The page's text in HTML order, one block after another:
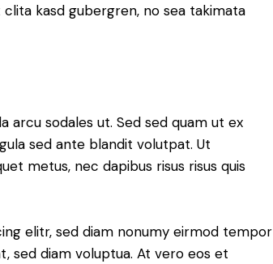
kasd gubergren, no sea takimata
arcu sodales ut. Sed sed quam ut ex
sed ante blandit volutpat. Ut
metus, nec dapibus risus risus quis
elitr, sed diam nonumy eirmod tempor
sed diam voluptua. At vero eos et